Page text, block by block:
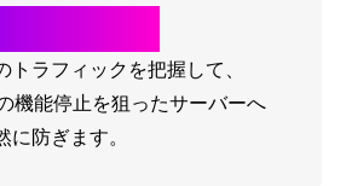
トラフィックを把握して、
機能停止を狙ったサーバーへ
防ぎます。